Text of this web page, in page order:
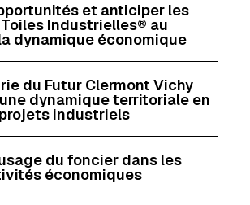
et anticiper les
Industrielles® au
dynamique économique
du Futur Clermont Vichy
dynamique territoriale en
industriels
du foncier dans les
économiques